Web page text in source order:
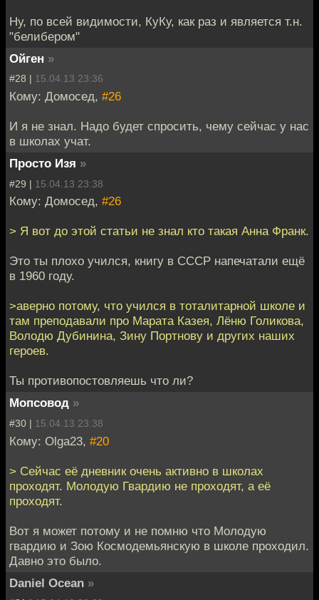
Ну, по всей видимости, КуКу, как раз и является т.н.
"белибером"
Ойген »
#28 | 15.04.13 23:36
Кому: Домосед, #26
И я не знал. Надо будет спросить, чему сейчас у нас
в школах учат.
Просто Изя »
#29 | 15.04.13 23:38
Кому: Домосед, #26
> Я вот до этой статьи не знал кто такая Анна Франк.
Это ты плохо учился, книгу в СССР напечатали ещё
в 1960 году.
>аверно потому, что учился в тоталитарной школе и
там преподавали про Марата Казея, Лёню Голикова,
Володю Дубинина, Зину Портнову и других наших
героев.
Ты противопостовляешь что ли?
Мопсовод »
#30 | 15.04.13 23:38
Кому: Olga23, #20
> Сейчас её дневник очень активно в школах
проходят. Молодую Гвардию не проходят, а её
проходят.
Вот я может потому и не помню что Молодую
гвардию и Зою Космодемьянскую в школе проходил.
Давно это было.
Daniel Ocean »